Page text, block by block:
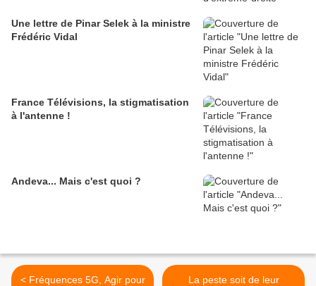
Une lettre de Pinar Selek à la ministre
Frédéric Vidal
France Télévisions, la stigmatisation
à l'antenne !
Andeva... Mais c'est quoi ?
< Fréquences 5G, Agir pour
La peste soit de leur